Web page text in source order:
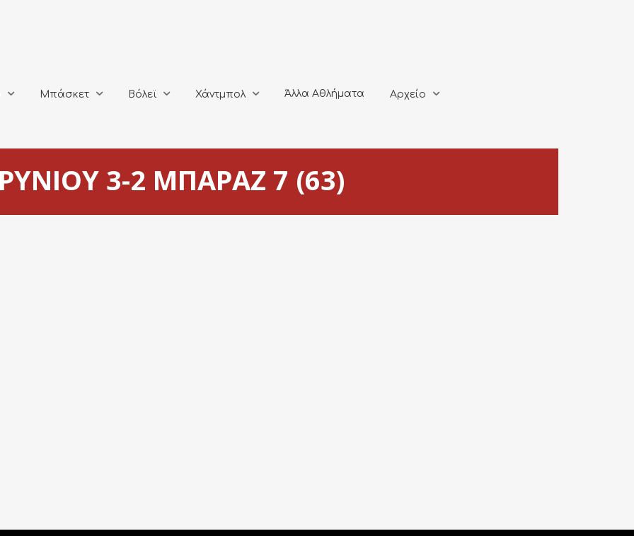
Μπάσκετ Βόλεϊ Χάντμπολ Άλλα Αθλήματα Αρχείο
3-2 ΜΠΑΡΑΖ 7 (63)